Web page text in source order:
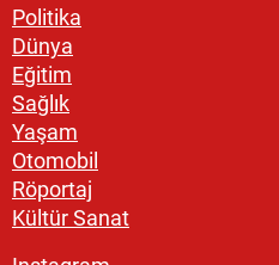
Politika
Dünya
Eğitim
Sağlık
Yaşam
Otomobil
Röportaj
Kültür Sanat